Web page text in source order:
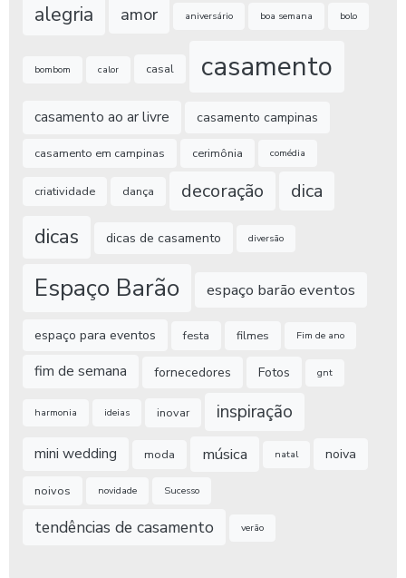
alegria amor aniversário boa semana bolo
bombom calor casal casamento
casamento ao ar livre casamento campinas
casamento em campinas cerimônia comédia
criatividade dança decoração dica
dicas dicas de casamento diversão
Espaço Barão espaço barão eventos
espaço para eventos festa filmes Fim de ano
fim de semana fornecedores Fotos gnt
harmonia ideias inovar inspiração
mini wedding moda música natal noiva
noivos novidade Sucesso
tendências de casamento verão